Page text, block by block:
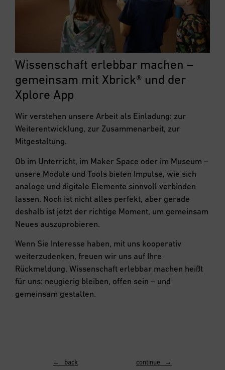
Wissenschaft erlebbar machen –
gemeinsam mit Xbrick® und der
Xplore App
Wir verstehen unsere Arbeit als Einladung: zur
Weiterentwicklung, zur Zusammenarbeit, zur
Mitgestaltung.
Ob im Unterricht, im Maker Space oder im Museum –
unsere Module und Tools bieten Impulse, wie sich
analoge und digitale Elemente sinnvoll verbinden
lassen. Noch ist nicht alles perfekt, aber gerade
deshalb ist jetzt der richtige Moment, um gemeinsam
Neues auszuprobieren.
Wenn Sie Interesse haben, mit uns kooperativ
weiterzudenken, freuen wir uns auf Ihre
Rückmeldung. Wissenschaft erlebbar machen heißt
für uns: neugierig bleiben, offen sein – und
gemeinsam gestalten.
← back continue →